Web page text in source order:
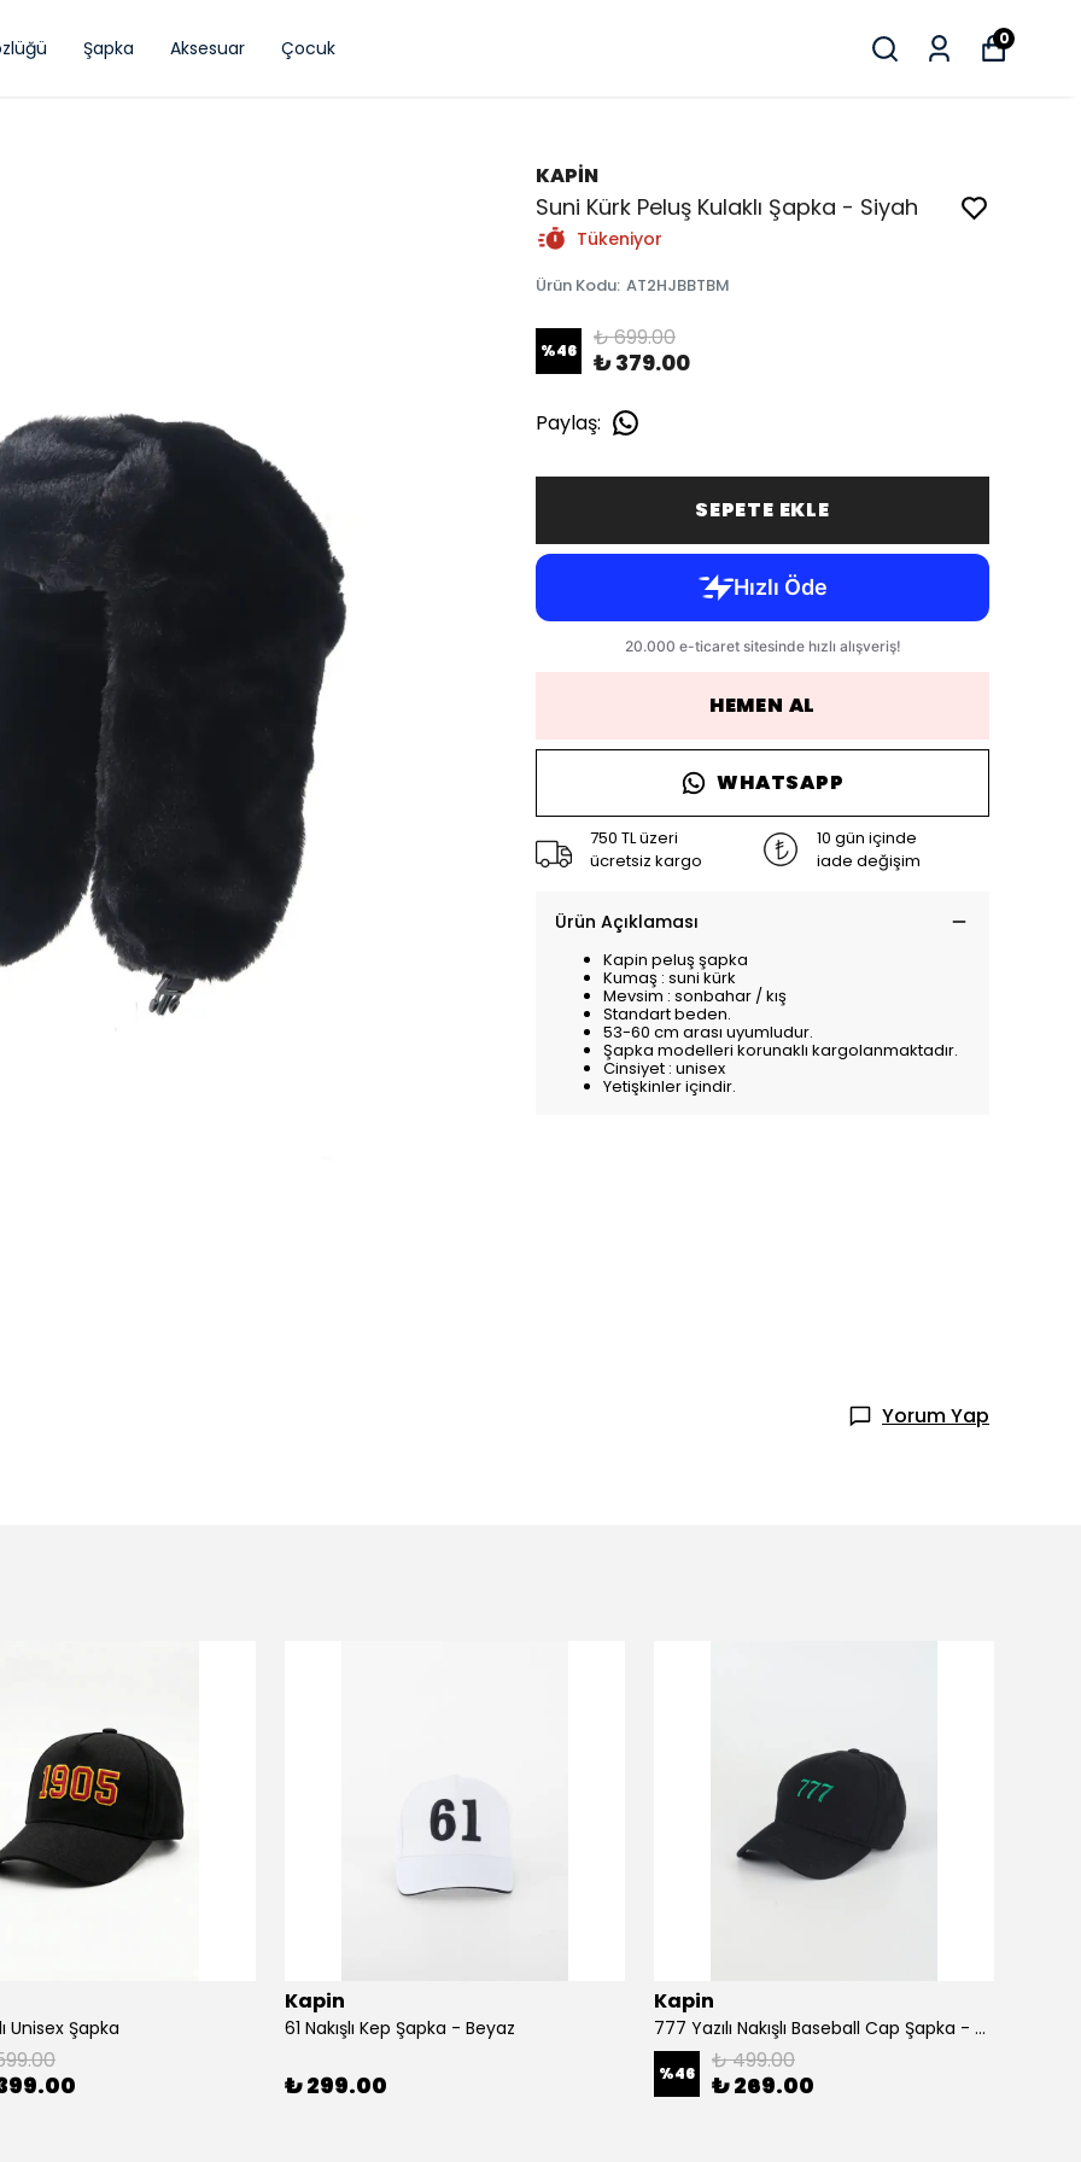
Şapka Aksesuar Çocuk 0
KAPİN
Suni Kürk Peluş Kulaklı Şapka - Siyah
Tükeniyor
Ürün Kodu: AT2HJBBTBM
%46 ₺ 699.00
₺ 379.00
Paylaş:
SEPETE EKLE
HEMEN AL
WHATSAPP
750 TL üzeri
ücretsiz kargo
10 gün içinde
iade değişim
Ürün Açıklaması
Kapin peluş şapka
Kumaş : suni kürk
Mevsim : sonbahar / kış
Standart beden.
53-60 cm arası uyumludur.
Şapka modelleri korunaklı kargolanmaktadır.
Cinsiyet : unisex
Yetişkinler içindir.
Yorum Yap
Unisex Şapka
Kapin
61 Nakışlı Kep Şapka - Beyaz
₺ 299.00
Kapin
777 Yazılı Nakışlı Baseball Cap Şapka - Siyah
%46 ₺ 499.00
₺ 269.00